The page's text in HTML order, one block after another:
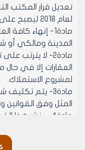
لعام 2018 ليصبح على الشكل التالي:
مادة1- إنهاء
المدينة ومالكي أو
مادة2- لا يترتب
العقارات إلا في حال
لمشروع الاستملاك.
مادة3- يتم
المثل وفق القوانين
مادة4 - ينشر